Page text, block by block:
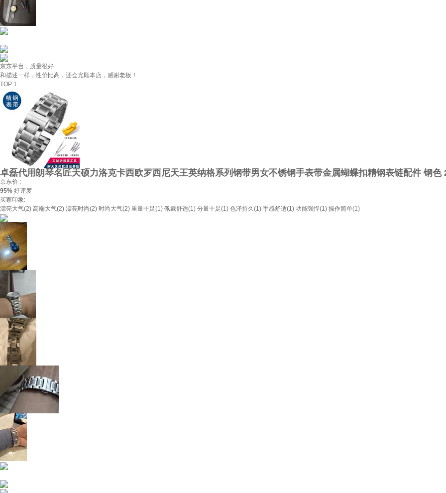
京东平台，质量很好
和描述一样，性价比高，还会光顾本店，感谢老板！
TOP 1
卓磊代用朗琴名匠天硕力洛克卡西欧罗西尼天王英纳格系列钢带男女不锈钢手表带金属蝴蝶扣精钢表链配件 钢色
京东价 :
95% 好评度
买家印象:
漂亮大气(2) 高端大气(2) 漂亮时尚(2) 时尚大气(2) 重量十足(1) 佩戴舒适(1) 分量十足(1) 色泽持久(1) 手感舒适(1) 功能强悍(1) 操作简单(1)